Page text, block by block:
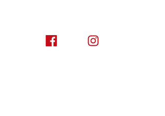
Kuusamo Karhuntassu
Kuusamo